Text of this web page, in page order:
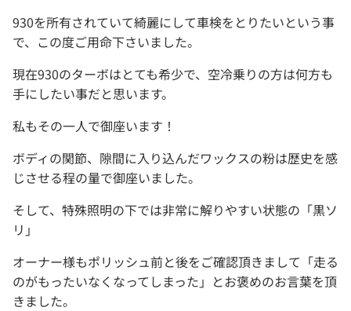
930を所有されていて綺麗にして車検をとりたいという事
で、この度ご用命下さいました。
現在930のターボはとても希少で、空冷乗りの方は何方も
手にしたい事だと思います。
私もその一人で御座います！
ボディの関節、隙間に入り込んだワックスの粉は歴史を感
じさせる程の量で御座いました。
そして、特殊照明の下では非常に解りやすい状態の「黒ソ
リ」
オーナー様もポリッシュ前と後をご確認頂きまして「走る
のがもったいなくなってしまった」とお褒めのお言葉を頂
きました。